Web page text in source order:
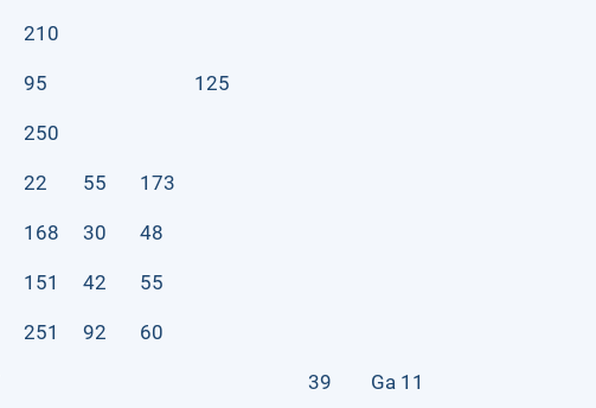
210
95 125
250
22 55 173
168 30 48
151 42 55
251 92 60
39 Ga 11